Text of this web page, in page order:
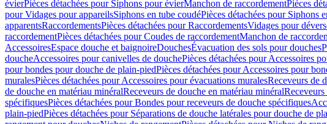
évierPièces détachées pour Siphons pour évierManchon de raccordementPièces
pour Vidages pour appareilsSiphons en tube coudéPièces détachées pour Siphons
apparentsRaccordementsPièces détachées pour RaccordementsVidages pour
raccordementPièces détachées pour Coudes de raccordementManchon de
AccessoiresEspace douche et baignoireDouchesÉvacuation des sols pour douches
doucheAccessoires pour canivelles de douchePièces détachées pour Accessoires
pour bondes pour douche de plain-piedPièces détachées pour Accessoires pour
muralesPièces détachées pour Accessoires pour évacuations muralesReceveurs de
de douche en matériau minéralReceveurs de douche en matériau minéral
spécifiquesPièces détachées pour Bondes pour receveurs de douche spécifiques
plain-piedPièces détachées pour Séparations de douche latérales pour douche de